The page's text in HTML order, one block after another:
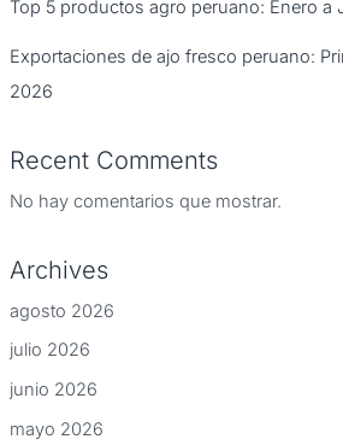
Top 5 productos agro peruano: Enero a
Exportaciones de ajo fresco peruano:
2026
Recent Comments
No hay comentarios que mostrar.
Archives
agosto 2026
julio 2026
junio 2026
mayo 2026